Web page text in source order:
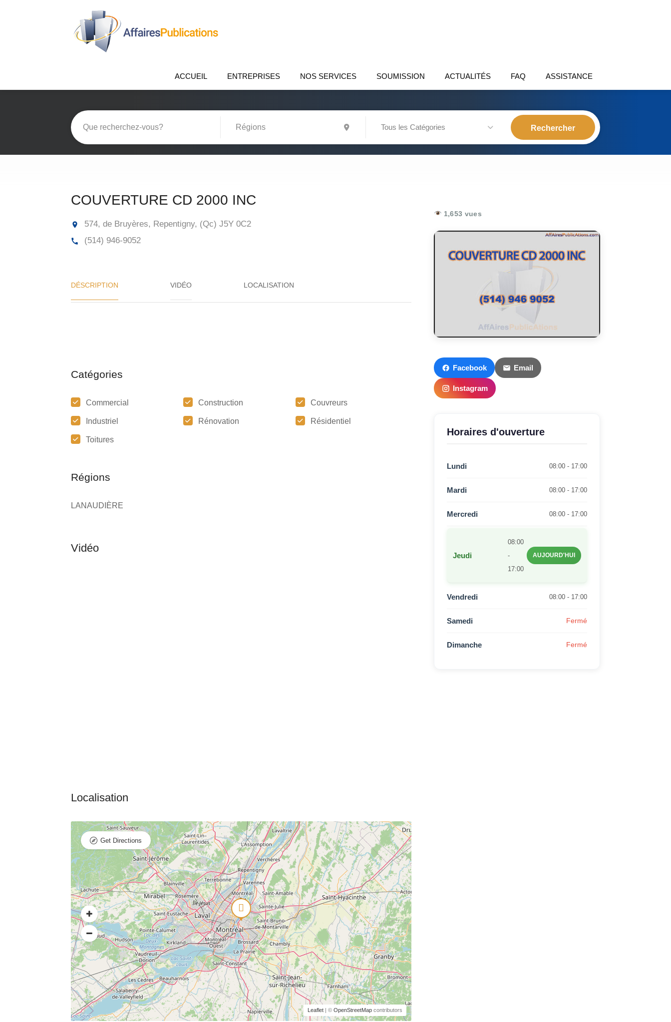
ACCUEIL ENTREPRISES NOS SERVICES SOUMISSION ACTUALITÉS FAQ ASSISTANCE
Tous les Catégories
COUVERTURE CD 2000 INC
574, de Bruyères, Repentigny, (Qc) J5Y 0C2
(514) 946-9052
DÉSCRIPTION VIDÉO
Catégories
Commercial Construction Couvreurs
Industriel Rénovation Résidentiel
Toitures
Régions
LANAUDIÈRE
Leaflet| © OpenStreetMapcontributors
Get Directions
1,653 vues
Facebook Email
Instagram
Horaires d'ouverture
Lundi 08:00 - 17:00
Mardi 08:00 - 17:00
Mercredi 08:00 - 17:00
Jeudi
08:00
-
17:00
AUJOURD'HUI
Vendredi 08:00 - 17:00
Samedi Fermé
Dimanche Fermé